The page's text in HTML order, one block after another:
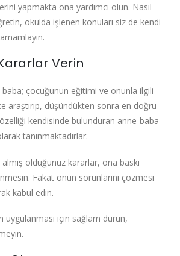
yapmakta ona yardımcı olun. Nasıl
okulda işlenen konuları siz de kendi
Verin
baba; çocuğunun eğitimi ve onunla ilgili
araştırıp, düşündükten sonra en doğru
kendisinde bulunduran anne-baba
tanınmaktadırlar.
olduğunuz kararlar, ona baskı
Fakat onun sorunlarını çözmesi
kabul edin.
uygulanması için sağlam durun,